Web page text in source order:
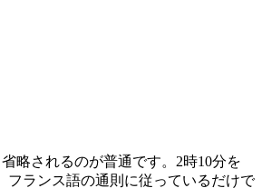
略されるのが普通です。2時10分を
フランス語の通則に従っているだけで